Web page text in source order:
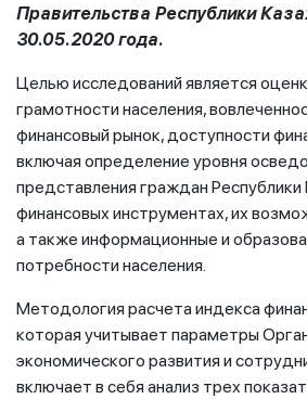
Правительства Республики
30.05.2020 года.
Целью исследований является
грамотности населения,
финансовый рынок, доступности
включая определение уровня
представления граждан Республики
финансовых инструментах, их
а также информационные и
потребности населения.
Методология расчета индекса
которая учитывает параметры
экономического развития и
включает в себя анализ трех